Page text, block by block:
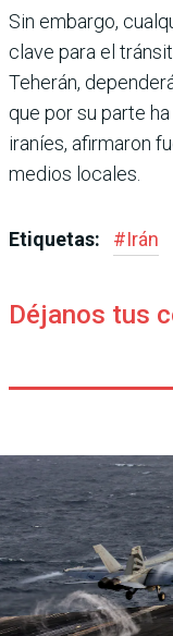
Sin embargo,
clave para el
Teherán,
que por su parte
ira­níes, afirmaron
medios locales.
Etiquetas: #Irán
Déjanos tus